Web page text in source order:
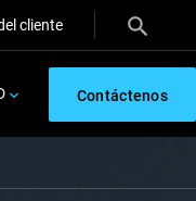
cliente
Contáctenos